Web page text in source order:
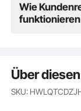
Wie
funktionieren
Über
SKU: